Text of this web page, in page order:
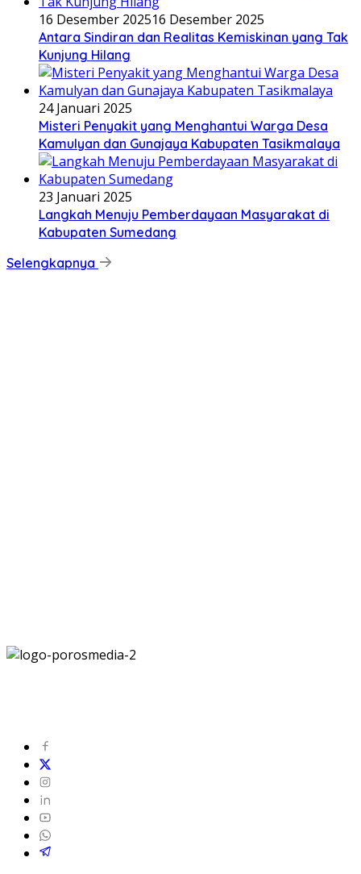
16 Desember 202516 Desember 2025
Antara Sindiran dan Realitas Kemiskinan yang Tak
Kunjung Hilang
24 Januari 2025
Misteri Penyakit yang Menghantui Warga Desa
Kamulyan dan Gunajaya Kabupaten Tasikmalaya
23 Januari 2025
Langkah Menuju Pemberdayaan Masyarakat di
Kabupaten Sumedang
Selengkapnya